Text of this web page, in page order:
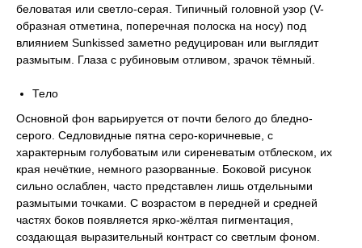
беловатая или светло-серая. Типичный головной узор (V-
образная отметина, поперечная полоска на носу) под
влиянием Sunkissed заметно редуцирован или выглядит
размытым. Глаза с рубиновым отливом, зрачок тёмный.
Тело
Основной фон варьируется от почти белого до бледно-
серого. Седловидные пятна серо-коричневые, с
характерным голубоватым или сиреневатым отблеском, их
края нечёткие, немного разорванные. Боковой рисунок
сильно ослаблен, часто представлен лишь отдельными
размытыми точками. С возрастом в передней и средней
частях боков появляется ярко-жёлтая пигментация,
создающая выразительный контраст со светлым фоном.